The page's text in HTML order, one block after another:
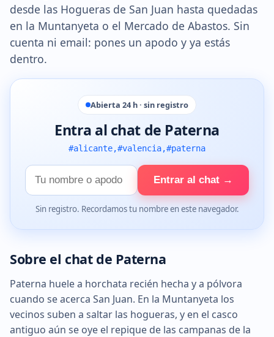
desde las Hogueras de San Juan hasta quedadas
en la Muntanyeta o el Mercado de Abastos. Sin
cuenta ni email: pones un apodo y ya estás
dentro.
Abierta 24 h · sin registro
Entra al chat de Paterna
#alicante,#valencia,#paterna
Tu
nombre
Entrar al chat →
Sin registro. Recordamos tu nombre en este navegador.
Sobre el chat de Paterna
Paterna huele a horchata recién hecha y a pólvora
cuando se acerca San Juan. En la Muntanyeta los
vecinos suben a saltar las hogueras, y en el casco
antiguo aún se oye el repique de las campanas de la